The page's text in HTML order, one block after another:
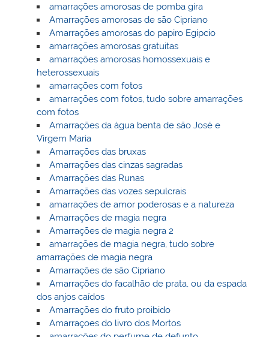
amarrações amorosas de pomba gira
Amarrações amorosas de são Cipriano
Amarrações amorosas do papiro Egipcio
amarrações amorosas gratuitas
amarrações amorosas homossexuais e
heterossexuais
amarrações com fotos
amarrações com fotos, tudo sobre amarrações
com fotos
Amarrações da água benta de são José e
Virgem Maria
Amarrações das bruxas
Amarrações das cinzas sagradas
Amarrações das Runas
Amarrações das vozes sepulcrais
amarrações de amor poderosas e a natureza
Amarrações de magia negra
Amarrações de magia negra 2
amarrações de magia negra, tudo sobre
amarrações de magia negra
Amarrações de são Cipriano
Amarrações do facalhão de prata, ou da espada
dos anjos caídos
Amarrações do fruto proibido
Amarraçoes do livro dos Mortos